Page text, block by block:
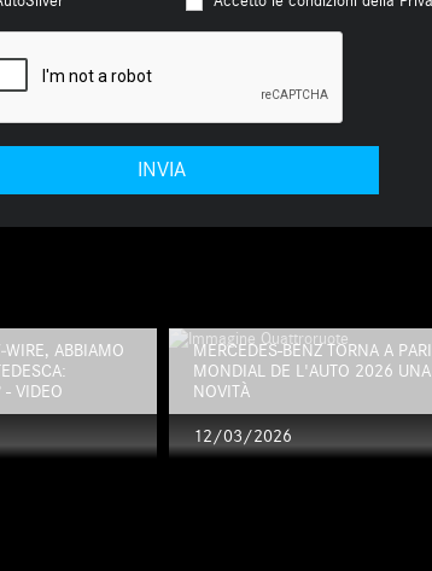
ABBIAMO
- VIDEO
MERCEDES-BENZ TORNA A
MONDIAL DE L'AUTO 2026 UNA
NOVITÀ
12/03/2026